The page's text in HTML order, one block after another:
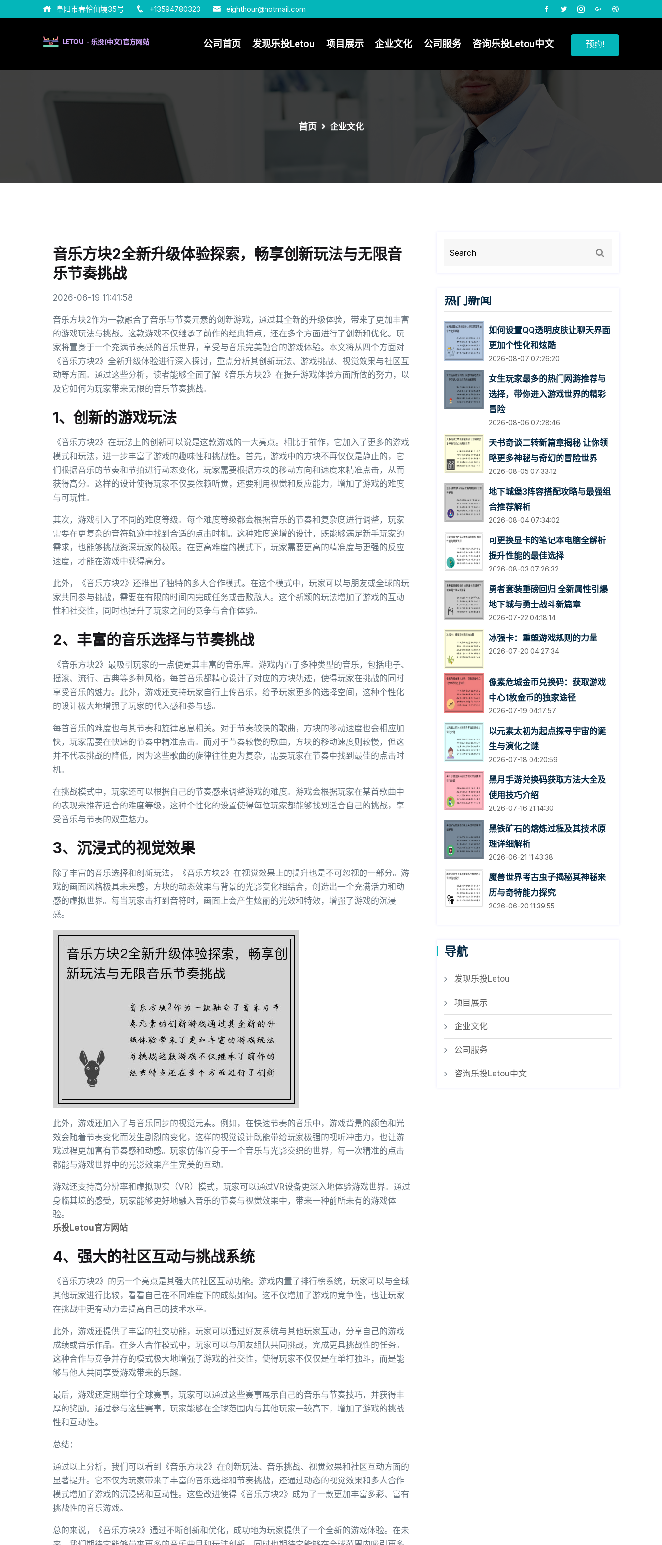
阜阳市春恰仙境35号 +13594780323 eighthour@hotmail.com
公司首页 发现乐投Letou 项目展示 企业文化 公司服务 咨询乐投Letou中文 预约!
首页 企业文化
音乐方块2全新升级体验探索，畅享创新玩法与无限音
乐节奏挑战
2026-06-19 11:41:58
音乐方块2作为一款融合了音乐与节奏元素的创新游戏，通过其全新的升级体验，带来了更加丰富
的游戏玩法与挑战。这款游戏不仅继承了前作的经典特点，还在多个方面进行了创新和优化。玩
家将置身于一个充满节奏感的音乐世界，享受与音乐完美融合的游戏体验。本文将从四个方面对
《音乐方块2》全新升级体验进行深入探讨，重点分析其创新玩法、游戏挑战、视觉效果与社区互
动等方面。通过这些分析，读者能够全面了解《音乐方块2》在提升游戏体验方面所做的努力，以
及它如何为玩家带来无限的音乐节奏挑战。
1、创新的游戏玩法
《音乐方块2》在玩法上的创新可以说是这款游戏的一大亮点。相比于前作，它加入了更多的游戏
模式和玩法，进一步丰富了游戏的趣味性和挑战性。首先，游戏中的方块不再仅仅是静止的，它
们根据音乐的节奏和节拍进行动态变化，玩家需要根据方块的移动方向和速度来精准点击，从而
获得高分。这样的设计使得玩家不仅要依赖听觉，还要利用视觉和反应能力，增加了游戏的难度
与可玩性。
其次，游戏引入了不同的难度等级。每个难度等级都会根据音乐的节奏和复杂度进行调整，玩家
需要在更复杂的音符轨迹中找到合适的点击时机。这种难度递增的设计，既能够满足新手玩家的
需求，也能够挑战资深玩家的极限。在更高难度的模式下，玩家需要更高的精准度与更强的反应
速度，才能在游戏中获得高分。
此外，《音乐方块2》还推出了独特的多人合作模式。在这个模式中，玩家可以与朋友或全球的玩
家共同参与挑战，需要在有限的时间内完成任务或击败敌人。这个新颖的玩法增加了游戏的互动
性和社交性，同时也提升了玩家之间的竞争与合作体验。
2、丰富的音乐选择与节奏挑战
《音乐方块2》最吸引玩家的一点便是其丰富的音乐库。游戏内置了多种类型的音乐，包括电子、
摇滚、流行、古典等多种风格，每首音乐都精心设计了对应的方块轨迹，使得玩家在挑战的同时
享受音乐的魅力。此外，游戏还支持玩家自行上传音乐，给予玩家更多的选择空间，这种个性化
的设计极大地增强了玩家的代入感和参与感。
每首音乐的难度也与其节奏和旋律息息相关。对于节奏较快的歌曲，方块的移动速度也会相应加
快，玩家需要在快速的节奏中精准点击。而对于节奏较慢的歌曲，方块的移动速度则较慢，但这
并不代表挑战的降低，因为这些歌曲的旋律往往更为复杂，需要玩家在节奏中找到最佳的点击时
机。
在挑战模式中，玩家还可以根据自己的节奏感来调整游戏的难度。游戏会根据玩家在某首歌曲中
的表现来推荐适合的难度等级，这种个性化的设置使得每位玩家都能够找到适合自己的挑战，享
受音乐与节奏的双重魅力。
3、沉浸式的视觉效果
除了丰富的音乐选择和创新玩法，《音乐方块2》在视觉效果上的提升也是不可忽视的一部分。游
戏的画面风格极具未来感，方块的动态效果与背景的光影变化相结合，创造出一个充满活力和动
感的虚拟世界。每当玩家击打到音符时，画面上会产生炫丽的光效和特效，增强了游戏的沉浸
感。
此外，游戏还加入了与音乐同步的视觉元素。例如，在快速节奏的音乐中，游戏背景的颜色和光
效会随着节奏变化而发生剧烈的变化，这样的视觉设计既能带给玩家极强的视听冲击力，也让游
戏过程更加富有节奏感和动感。玩家仿佛置身于一个音乐与光影交织的世界，每一次精准的点击
都能与游戏世界中的光影效果产生完美的互动。
游戏还支持高分辨率和虚拟现实（VR）模式，玩家可以通过VR设备更深入地体验游戏世界。通过
身临其境的感受，玩家能够更好地融入音乐的节奏与视觉效果中，带来一种前所未有的游戏体
验。
乐投Letou官方网站
4、强大的社区互动与挑战系统
《音乐方块2》的另一个亮点是其强大的社区互动功能。游戏内置了排行榜系统，玩家可以与全球
其他玩家进行比较，看看自己在不同难度下的成绩如何。这不仅增加了游戏的竞争性，也让玩家
在挑战中更有动力去提高自己的技术水平。
此外，游戏还提供了丰富的社交功能，玩家可以通过好友系统与其他玩家互动，分享自己的游戏
成绩或音乐作品。在多人合作模式中，玩家可以与朋友组队共同挑战，完成更具挑战性的任务。
这种合作与竞争并存的模式极大地增强了游戏的社交性，使得玩家不仅仅是在单打独斗，而是能
够与他人共同享受游戏带来的乐趣。
最后，游戏还定期举行全球赛事，玩家可以通过这些赛事展示自己的音乐与节奏技巧，并获得丰
厚的奖励。通过参与这些赛事，玩家能够在全球范围内与其他玩家一较高下，增加了游戏的挑战
性和互动性。
总结：
通过以上分析，我们可以看到《音乐方块2》在创新玩法、音乐挑战、视觉效果和社区互动方面的
显著提升。它不仅为玩家带来了丰富的音乐选择和节奏挑战，还通过动态的视觉效果和多人合作
模式增加了游戏的沉浸感和互动性。这些改进使得《音乐方块2》成为了一款更加丰富多彩、富有
挑战性的音乐游戏。
总的来说，《音乐方块2》通过不断创新和优化，成功地为玩家提供了一个全新的游戏体验。在未
热门新闻
如何设置QQ透明皮肤让聊天界面
更加个性化和炫酷
2026-08-07 07:26:20
女生玩家最多的热门网游推荐与
选择，带你进入游戏世界的精彩
冒险
2026-08-06 07:28:46
天书奇谈二转新篇章揭秘 让你领
略更多神秘与奇幻的冒险世界
2026-08-05 07:33:12
地下城堡3阵容搭配攻略与最强组
合推荐解析
2026-08-04 07:34:02
可更换显卡的笔记本电脑全解析
提升性能的最佳选择
2026-08-03 07:26:32
勇者套装重磅回归 全新属性引爆
地下城与勇士战斗新篇章
2026-07-22 04:18:14
冰强卡：重塑游戏规则的力量
2026-07-20 04:27:34
像素危城金币兑换码：获取游戏
中心1枚金币的独家途径
2026-07-19 04:17:57
以元素太初为起点探寻宇宙的诞
生与演化之谜
2026-07-18 04:20:59
黑月手游兑换码获取方法大全及
使用技巧介绍
2026-07-16 21:14:30
黑铁矿石的熔炼过程及其技术原
理详细解析
2026-06-21 11:43:38
魔兽世界考古虫子揭秘其神秘来
历与奇特能力探究
2026-06-20 11:39:55
导航
发现乐投Letou
项目展示
企业文化
公司服务
咨询乐投Letou中文